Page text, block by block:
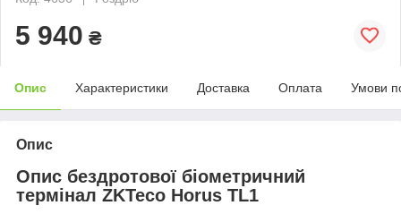
5 940 ₴
Опис Характеристики Доставка Оплата Умови
Опис
Опис бездротової біометричний
термінал ZKTeco Horus TL1